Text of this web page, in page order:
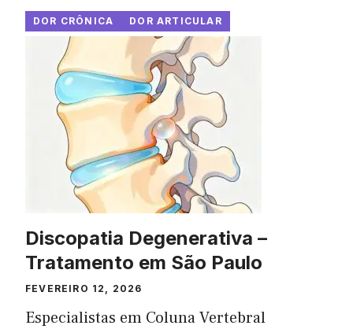
DOR CRÔNICA DOR ARTICULAR
Discopatia Degenerativa –
Tratamento em São Paulo
FEVEREIRO 12, 2026
Especialistas em Coluna Vertebral